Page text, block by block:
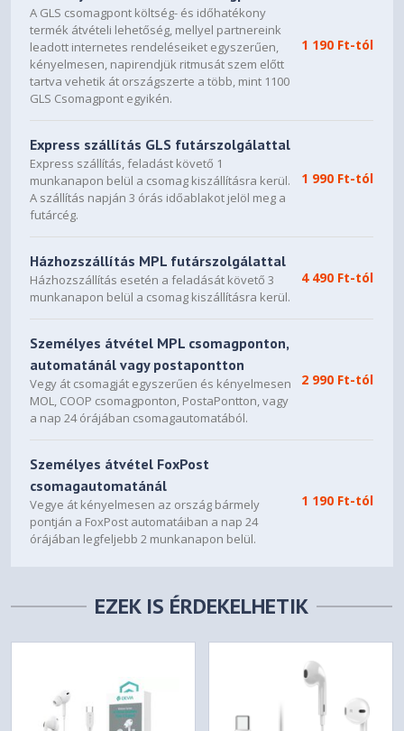
A GLS csomagpont költség- és időhatékony
termék átvételi lehetőség, mellyel partnereink
leadott internetes rendeléseiket egyszerűen,
kényelmesen, napirendjük ritmusát szem előtt
tartva vehetik át országszerte a több, mint 1100
GLS Csomagpont egyikén.
1 190 Ft-tól
Express szállítás GLS futárszolgálattal
Express szállítás, feladást követő 1
munkanapon belül a csomag kiszállításra kerül.
A szállítás napján 3 órás időablakot jelöl meg a
futárcég.
1 990 Ft-tól
Házhozszállítás MPL futárszolgálattal
Házhozszállítás esetén a feladását követő 3
munkanapon belül a csomag kiszállításra kerül.
4 490 Ft-tól
Személyes átvétel MPL csomagponton,
automatánál vagy postapontton
Vegy át csomagját egyszerűen és kényelmesen
MOL, COOP csomagponton, PostaPontton, vagy
a nap 24 órájában csomagautomatából.
2 990 Ft-tól
Személyes átvétel FoxPost
csomagautomatánál
Vegye át kényelmesen az ország bármely
pontján a FoxPost automatáiban a nap 24
órájában legfeljebb 2 munkanapon belül.
1 190 Ft-tól
EZEK IS ÉRDEKELHETIK